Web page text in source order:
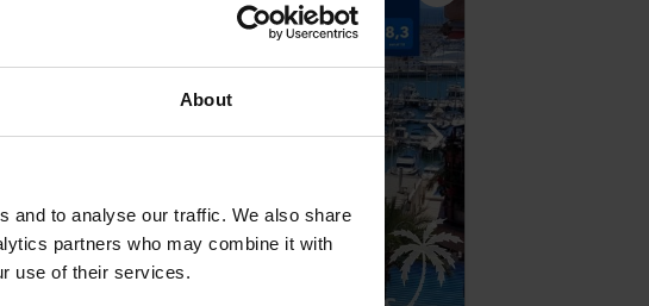
About
and to analyse our traffic. We also share
partners who may combine it with
use of their services.